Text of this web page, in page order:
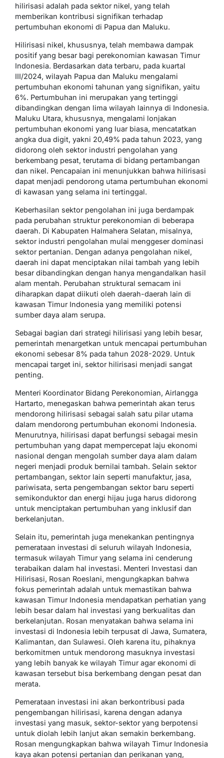
hilirisasi adalah pada sektor nikel, yang telah
memberikan kontribusi signifikan terhadap
pertumbuhan ekonomi di Papua dan Maluku.
Hilirisasi nikel, khususnya, telah membawa dampak
positif yang besar bagi perekonomian kawasan Timur
Indonesia. Berdasarkan data terbaru, pada kuartal
III/2024, wilayah Papua dan Maluku mengalami
pertumbuhan ekonomi tahunan yang signifikan, yaitu
6%. Pertumbuhan ini merupakan yang tertinggi
dibandingkan dengan lima wilayah lainnya di Indonesia.
Maluku Utara, khususnya, mengalami lonjakan
pertumbuhan ekonomi yang luar biasa, mencatatkan
angka dua digit, yakni 20,49% pada tahun 2023, yang
didorong oleh sektor industri pengolahan yang
berkembang pesat, terutama di bidang pertambangan
dan nikel. Pencapaian ini menunjukkan bahwa hilirisasi
dapat menjadi pendorong utama pertumbuhan ekonomi
di kawasan yang selama ini tertinggal.
Keberhasilan sektor pengolahan ini juga berdampak
pada perubahan struktur perekonomian di beberapa
daerah. Di Kabupaten Halmahera Selatan, misalnya,
sektor industri pengolahan mulai menggeser dominasi
sektor pertanian. Dengan adanya pengolahan nikel,
daerah ini dapat menciptakan nilai tambah yang lebih
besar dibandingkan dengan hanya mengandalkan hasil
alam mentah. Perubahan struktural semacam ini
diharapkan dapat diikuti oleh daerah-daerah lain di
kawasan Timur Indonesia yang memiliki potensi
sumber daya alam serupa.
Sebagai bagian dari strategi hilirisasi yang lebih besar,
pemerintah menargetkan untuk mencapai pertumbuhan
ekonomi sebesar 8% pada tahun 2028-2029. Untuk
mencapai target ini, sektor hilirisasi menjadi sangat
penting.
Menteri Koordinator Bidang Perekonomian, Airlangga
Hartarto, menegaskan bahwa pemerintah akan terus
mendorong hilirisasi sebagai salah satu pilar utama
dalam mendorong pertumbuhan ekonomi Indonesia.
Menurutnya, hilirisasi dapat berfungsi sebagai mesin
pertumbuhan yang dapat mempercepat laju ekonomi
nasional dengan mengolah sumber daya alam dalam
negeri menjadi produk bernilai tambah. Selain sektor
pertambangan, sektor lain seperti manufaktur, jasa,
pariwisata, serta pengembangan sektor baru seperti
semikonduktor dan energi hijau juga harus didorong
untuk menciptakan pertumbuhan yang inklusif dan
berkelanjutan.
Selain itu, pemerintah juga menekankan pentingnya
pemerataan investasi di seluruh wilayah Indonesia,
termasuk wilayah Timur yang selama ini cenderung
terabaikan dalam hal investasi. Menteri Investasi dan
Hilirisasi, Rosan Roeslani, mengungkapkan bahwa
fokus pemerintah adalah untuk memastikan bahwa
kawasan Timur Indonesia mendapatkan perhatian yang
lebih besar dalam hal investasi yang berkualitas dan
berkelanjutan. Rosan menyatakan bahwa selama ini
investasi di Indonesia lebih terpusat di Jawa, Sumatera,
Kalimantan, dan Sulawesi. Oleh karena itu, pihaknya
berkomitmen untuk mendorong masuknya investasi
yang lebih banyak ke wilayah Timur agar ekonomi di
kawasan tersebut bisa berkembang dengan pesat dan
merata.
Pemerataan investasi ini akan berkontribusi pada
pengembangan hilirisasi, karena dengan adanya
investasi yang masuk, sektor-sektor yang berpotensi
untuk diolah lebih lanjut akan semakin berkembang.
Rosan mengungkapkan bahwa wilayah Timur Indonesia
kaya akan potensi pertanian dan perikanan yang,